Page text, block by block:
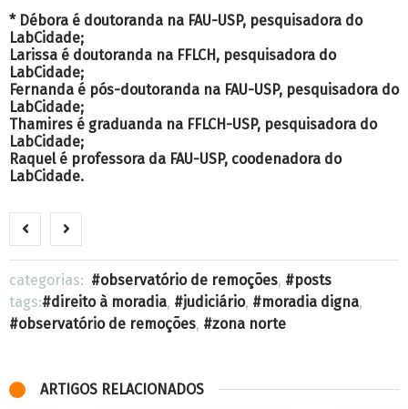
* Débora é doutoranda na FAU-USP, pesquisadora do
LabCidade;
Larissa é doutoranda na FFLCH, pesquisadora do
LabCidade;
Fernanda é pós-doutoranda na FAU-USP, pesquisadora do
LabCidade;
Thamires é graduanda na FFLCH-USP, pesquisadora do
LabCidade;
Raquel é professora da FAU-USP, coodenadora do
LabCidade.
categorias: observatório de remoções,
posts
tags:
direito à moradia, judiciário, moradia digna,
observatório de remoções, zona norte
ARTIGOS RELACIONADOS